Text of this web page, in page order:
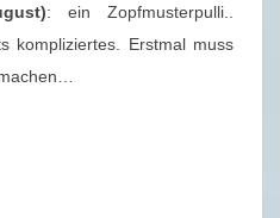
: ein Zopfmusterpulli..
kompliziertes. Erstmal muss